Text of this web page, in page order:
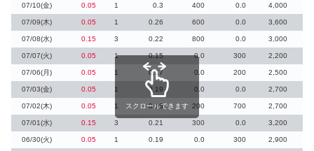
07/10(金) 0.05 1 0.3 400 0.0 4,000
07/09(木) 0.05 1 0.26 600 0.0 3,600
07/08(水) 0.15 3 0.22 800 0.0 3,000
07/07(火) 0.05 1 0.15 0.0 300 2,200
07/06(月) 0.05 1 0.17 0.0 200 2,500
07/03(金) 0.05 1 0.19 0.0 0.0 2,700
07/02(木) 0.05 1 0.18 200 700 2,700
07/01(水) 0.15 3 0.21 300 0.0 3,200
06/30(火) 0.05 1 0.19 0.0 300 2,900
スクロールできます